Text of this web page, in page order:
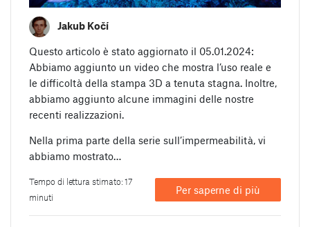
Jakub Kočí
Questo articolo è stato aggiornato il 05.01.2024:
Abbiamo aggiunto un video che mostra l’uso reale e
le difficoltà della stampa 3D a tenuta stagna. Inoltre,
abbiamo aggiunto alcune immagini delle nostre
recenti realizzazioni.
Nella prima parte della serie sull’impermeabilità, vi
abbiamo mostrato…
Tempo di lettura stimato: 17
minuti
Per saperne di più